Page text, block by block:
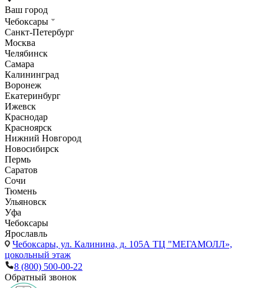
Ваш город
Чебоксары
Санкт-Петербург
Москва
Челябинск
Самара
Калининград
Воронеж
Екатеринбург
Ижевск
Краснодар
Красноярск
Нижний Новгород
Новосибирск
Пермь
Саратов
Сочи
Тюмень
Ульяновск
Уфа
Чебоксары
Ярославль
Чебоксары, ул. Калинина, д. 105А ТЦ "МЕГАМОЛЛ»,
цокольный этаж
8 (800) 500-00-22
Обратный звонок